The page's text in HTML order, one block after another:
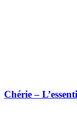
Chérie –